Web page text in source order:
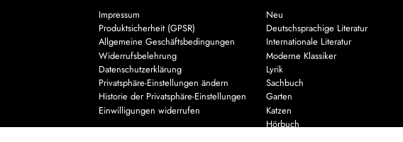
Impressum
Produktsicherheit (GPSR)
Allgemeine Geschäftsbedingungen
Widerrufsbelehrung
Datenschutzerklärung
Privatsphäre-Einstellungen ändern
Historie der Privatsphäre-Einstellungen
Einwilligungen widerrufen
Neu
Deutschsprachige Literatur
Internationale Literatur
Moderne Klassiker
Lyrik
Sachbuch
Garten
Katzen
Hörbuch